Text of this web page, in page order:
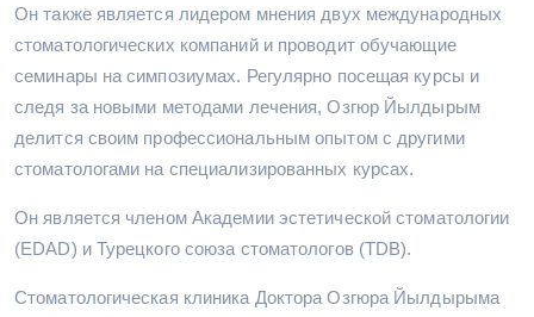
Он также является лидером мнения двух международных
стоматологических компаний и проводит обучающие
семинары на симпозиумах. Регулярно посещая курсы и
следя за новыми методами лечения, Озгюр Йылдырым
делится своим профессиональным опытом с другими
стоматологами на специализированных курсах.
Он является членом Академии эстетической стоматологии
(EDAD) и Турецкого союза стоматологов (TDB).
Стоматологическая клиника Доктора Озгюра Йылдырыма